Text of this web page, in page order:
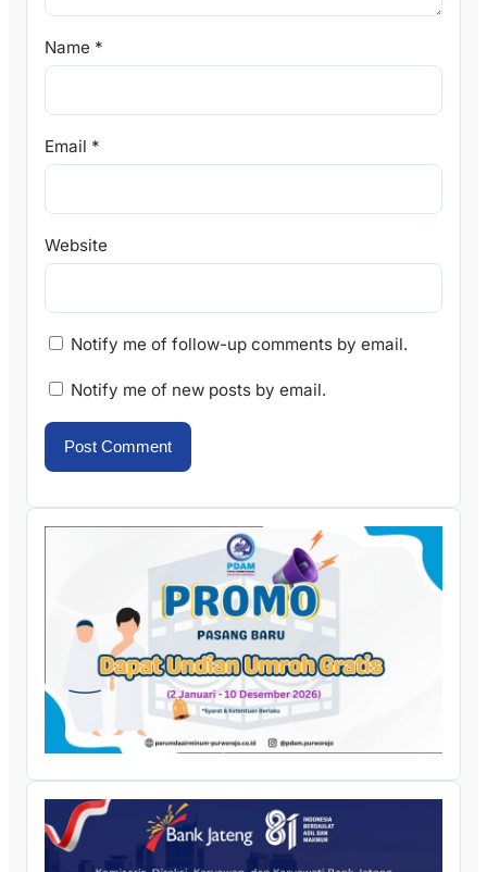
Name *
Email *
Website
Notify me of follow-up comments by email.
Notify me of new posts by email.